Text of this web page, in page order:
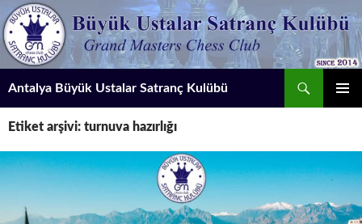
İçeriğe
atla
Antalya Büyük Ustalar Satranç Kulübü
Etiket arşivi: turnuva hazırlığı